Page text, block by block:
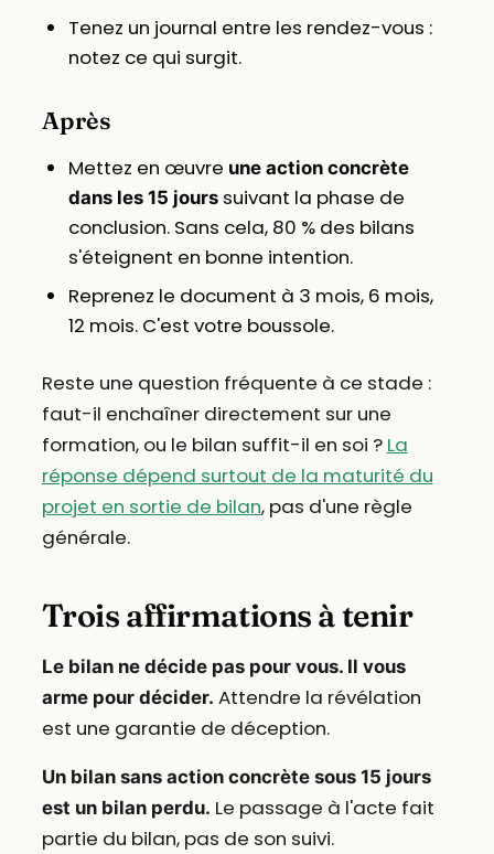
Tenez un journal entre les rendez-vous :
notez ce qui surgit.
Après
Mettez en œuvre une action concrète
dans les 15 jourssuivant la phase de
conclusion. Sans cela, 80 % des bilans
s'éteignent en bonne intention.
Reprenez le document à 3 mois, 6 mois,
12 mois. C'est votre boussole.
Reste une question fréquente à ce stade :
faut-il enchaîner directement sur une
formation, ou le bilan suffit-il en soi ? La
réponse dépend surtout de la maturité du
projet en sortie de bilan, pas d'une règle
générale.
Trois affirmations à tenir
Le bilan ne décide pas pour vous. Il vous
arme pour décider. Attendre la révélation
est une garantie de déception.
Un bilan sans action concrète sous 15 jours
est un bilan perdu. Le passage à l'acte fait
partie du bilan, pas de son suivi.